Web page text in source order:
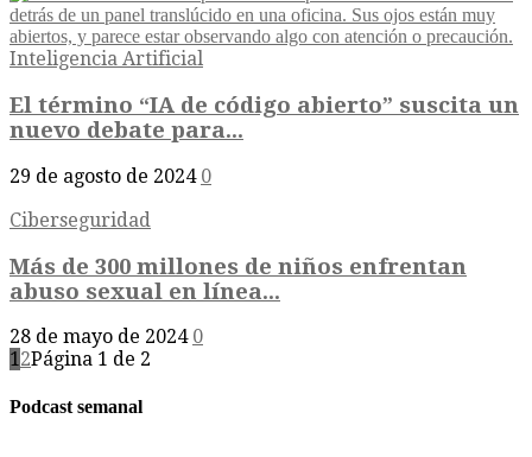
Inteligencia Artificial
El término “IA de código abierto” suscita un
nuevo debate para...
29 de agosto de 2024 0
Ciberseguridad
Más de 300 millones de niños enfrentan
abuso sexual en línea...
28 de mayo de 2024 0
12Página 1 de 2
Podcast semanal